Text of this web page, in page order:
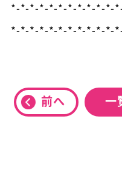
*-*-*-*-*-*-*-*-*-*-*-
*-*-*-*-*-*-*-*-*-*-*-
前へ 一